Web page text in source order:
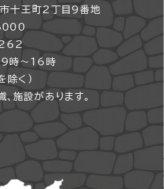
王町2丁目9番地
6000
時～16時
く）
施設があります。